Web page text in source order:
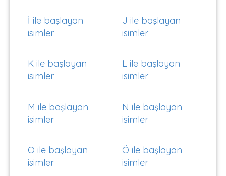
İ ile başlayan
isimler
J ile başlayan
isimler
K ile başlayan
isimler
L ile başlayan
isimler
M ile başlayan
isimler
N ile başlayan
isimler
O ile başlayan
isimler
Ö ile başlayan
isimler